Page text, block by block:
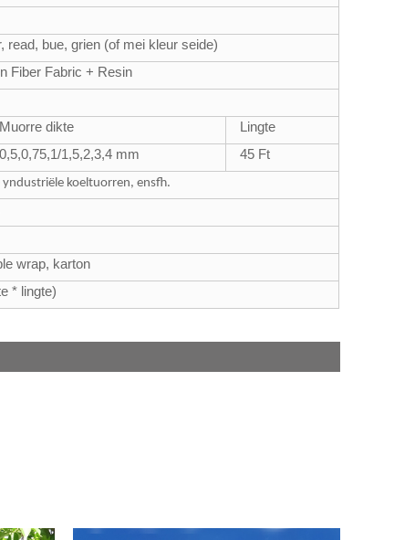
read, bue, grien (of mei kleur seide)
Fiber Fabric + Resin
Muorre dikte
Lingte
0,5,0,75,1/1,5,2,3,4 mm
45 Ft
koeltuorren, ensfh.
wrap, karton
* lingte)